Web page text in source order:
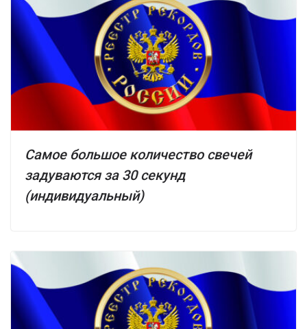
Самое большое количество свечей
задуваются за 30 секунд
(индивидуальный)